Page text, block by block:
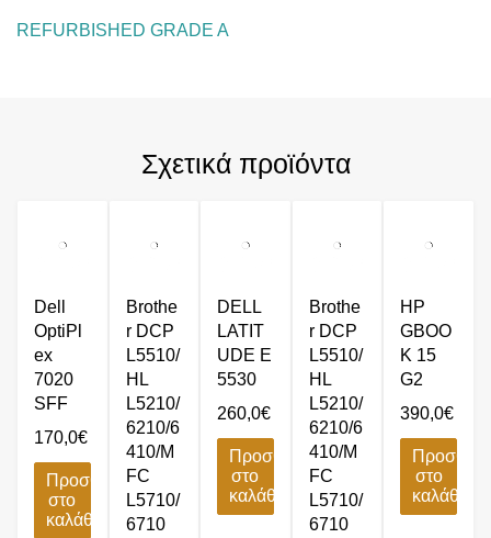
REFURBISHED GRADE A
Σχετικά προϊόντα
Dell
OptiPl
ex
7020
SFF
170,0€
Προσθήκη
στο
καλάθι
Brothe
r DCP
L5510/
HL
L5210/
6210/6
410/M
FC
L5710/
6710
DELL
LATIT
UDE E
5530
260,0€
Προσθήκη
στο
καλάθι
Brothe
r DCP
L5510/
HL
L5210/
6210/6
410/M
FC
L5710/
6710
HP
GBOO
K 15
G2
390,0€
στο
καλάθι